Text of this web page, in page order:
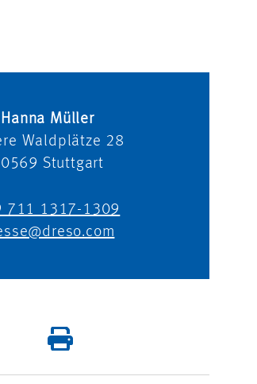
Hanna Müller
Waldplätze 28
Stuttgart
711 1317-1309